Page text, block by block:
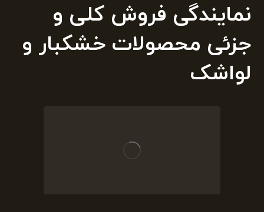
نمایندگی فروش کلی و
جزئی محصولات خشکبار و
لواشک